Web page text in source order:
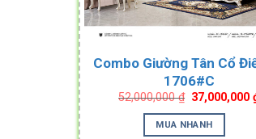
Combo Giường Tân Cổ
1706#C
52,000,000₫ Original
price
was:
52,000,000 ₫.
37,000,000
MUA NHANH